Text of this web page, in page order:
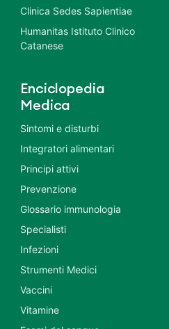
Clinica Sedes Sapientiae
Humanitas Istituto Clinico
Catanese
Enciclopedia
Medica
Sintomi e disturbi
Integratori alimentari
Principi attivi
Prevenzione
Glossario immunologia
Specialisti
Infezioni
Strumenti Medici
Vaccini
Vitamine